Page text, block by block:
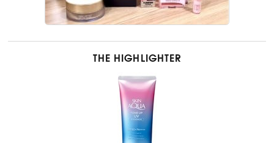
THE HIGHLIGHTER